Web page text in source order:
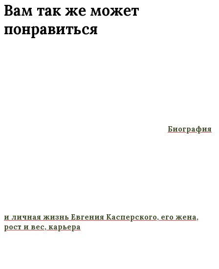
Вам так же может
понравиться
Биография
и личная жизнь Евгения Касперского, его жена,
рост и вес, карьера